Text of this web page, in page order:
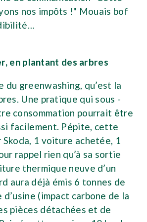
nos impôts !" Mouais bof
en plantant des arbres
du greenwashing, qu’est la
Une pratique qui sous -
consommation pourrait être
facilement. Pépite, cette
1 voiture achetée, 1
rappel rien qu’à sa sortie
thermique neuve d’un
aura déjà émis 6 tonnes de
(impact carbone de la
pièces détachées et de